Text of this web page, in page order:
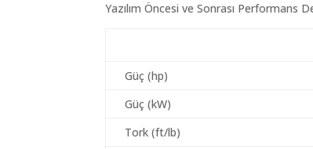
Yazılım Öncesi ve Sonrası Performans
Güç (hp)
Güç (kW)
Tork (ft/lb)